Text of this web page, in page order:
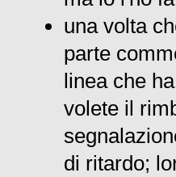
una volta
parte
linea che
volete il
di ritardo;